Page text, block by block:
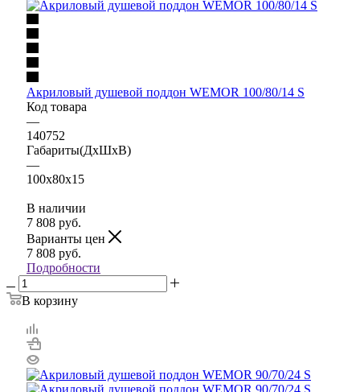
Акриловый душевой поддон WEMOR 100/80/14 S
Код товара
—
140752
Габариты(ДхШхВ)
—
100x80x15
В наличии
7 808 руб.
Варианты цен
7 808 руб.
Подробности
В корзину